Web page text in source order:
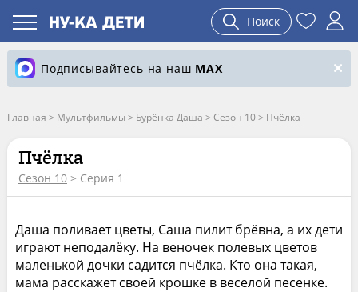
Поиск
Подписывайтесь на наш MAX
Главная > Мультфильмы > Бурёнка Даша > Сезон 10> Пчёлка
Пчёлка
Сезон 10> Серия 1
Даша поливает цветы, Саша пилит брёвна, а их дети
играют неподалёку. На веночек полевых цветов
маленькой дочки садится пчёлка. Кто она такая,
мама расскажет своей крошке в веселой песенке.